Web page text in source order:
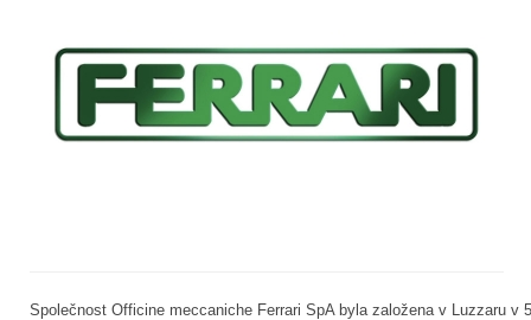
Společnost Officine meccaniche Ferrari SpA byla založena v Luzzaru